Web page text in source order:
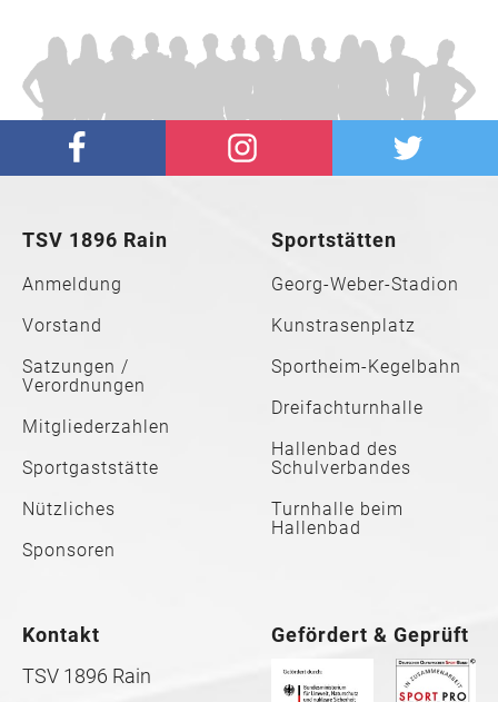
TSV 1896 Rain
Anmeldung
Vorstand
Satzungen /
Verordnungen
Mitgliederzahlen
Sportgaststätte
Nützliches
Sponsoren
Sportstätten
Georg-Weber-Stadion
Kunstrasenplatz
Sportheim-Kegelbahn
Dreifachturnhalle
Hallenbad des
Schulverbandes
Turnhalle beim
Hallenbad
Kontakt
TSV 1896 Rain
Gefördert & Geprüft